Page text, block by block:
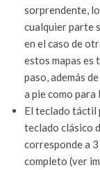
sorprendente,
cualquier parte
en el caso de
estos mapas es
paso, además
a pie como para
El teclado táctil
teclado clásico
corresponde a
completo (ver